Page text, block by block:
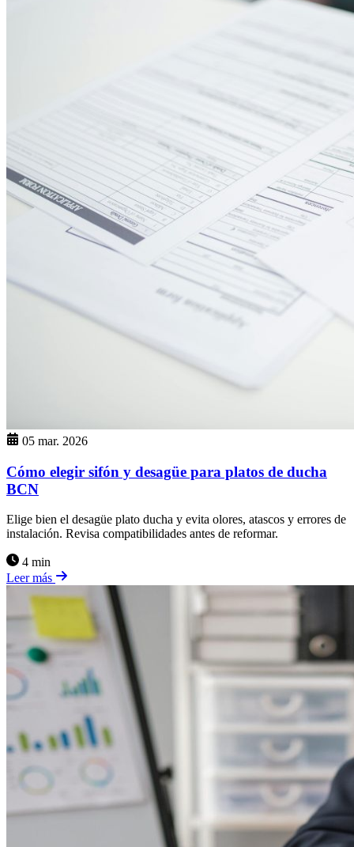
05 mar. 2026
Cómo elegir sifón y desagüe para platos de ducha
BCN
Elige bien el desagüe plato ducha y evita olores, atascos y errores de
instalación. Revisa compatibilidades antes de reformar.
4 min
Leer más